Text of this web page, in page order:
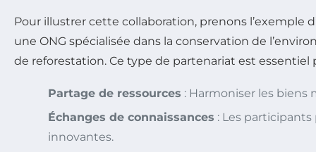
Pour illustrer cette collaboration, prenons l’exemple
une ONG spécialisée dans la conservation de
de reforestation. Ce type de partenariat est
Partage de ressources : Harmoniser les
Échanges de connaissances : Les
innovantes.